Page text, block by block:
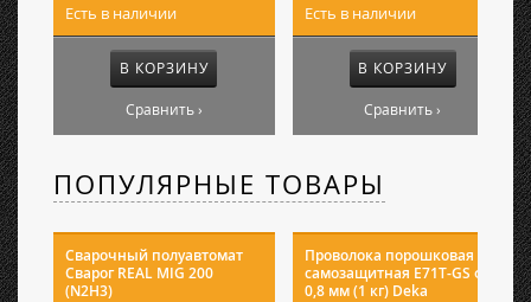
Есть в наличии
В КОРЗИНУ
Сравнить ›
Есть в наличии
В КОРЗИНУ
Сравнить ›
ПОПУЛЯРНЫЕ ТОВАРЫ
Сварочный полуавтомат
Сварог REAL MIG 200
(N2H3)
Проволока порошковая
самозащитная E71T-GS ф
0,8 мм (1 кг) Deka